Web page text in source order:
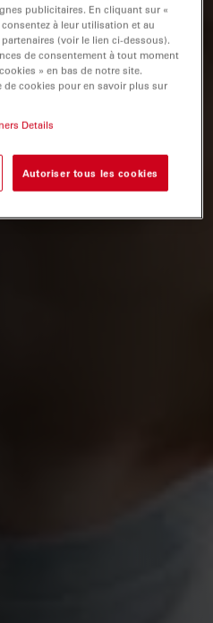
publicitaires. En cliquant sur «
à leur utilisation et au
(voir le lien ci-dessous).
de consentement à tout moment
» en bas de notre site.
cookies pour en savoir plus sur
Details
Autoriser tous les cookies